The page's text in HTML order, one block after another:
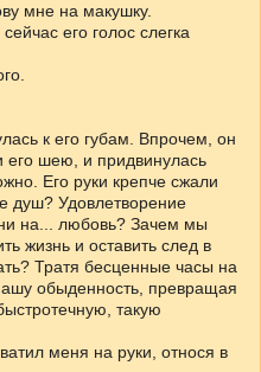
мне на макушку.
его голос слегка
к его губам. Впрочем, он
его шею, и придвинулась
Его руки крепче сжали
душ? Удовлетворение
на... любовь? Зачем мы
жизнь и оставить след в
Тратя бесценные часы на
обыденность, превращая
такую
меня на руки, относя в